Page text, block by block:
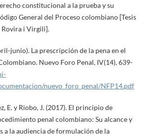
constitucional a la prueba y su
General del Proceso colombiano [Tesis
i Virgili].
junio). La prescripción de la pena en el
Nuevo Foro Penal, IV(14), 639-
nuevo_foro_penal/NFP14.pdf
E. y Riobo, J. (2017). El principio de
penal colombiano: Su alcance y
a la audiencia de formulación de la